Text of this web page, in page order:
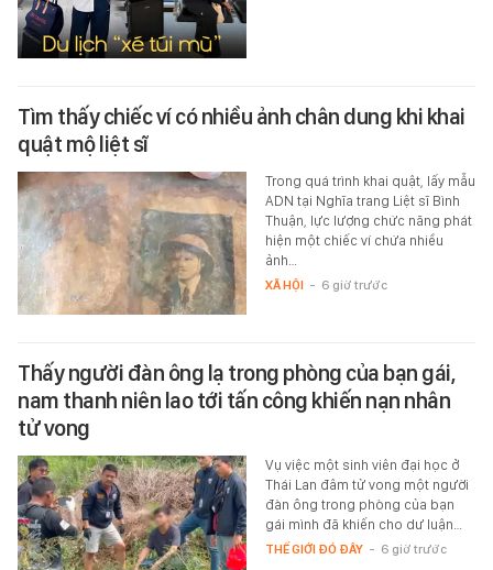
Tìm thấy chiếc ví có nhiều ảnh chân dung khi khai
quật mộ liệt sĩ
Trong quá trình khai quật, lấy mẫu
ADN tại Nghĩa trang Liệt sĩ Bình
Thuận, lực lượng chức năng phát
hiện một chiếc ví chứa nhiều
ảnh…
XÃ HỘI - 6 giờ trước
Thấy người đàn ông lạ trong phòng của bạn gái,
nam thanh niên lao tới tấn công khiến nạn nhân
tử vong
Vụ việc một sinh viên đại học ở
Thái Lan đâm tử vong một người
đàn ông trong phòng của bạn
gái mình đã khiến cho dư luận…
THẾ GIỚI ĐÓ ĐÂY - 6 giờ trước